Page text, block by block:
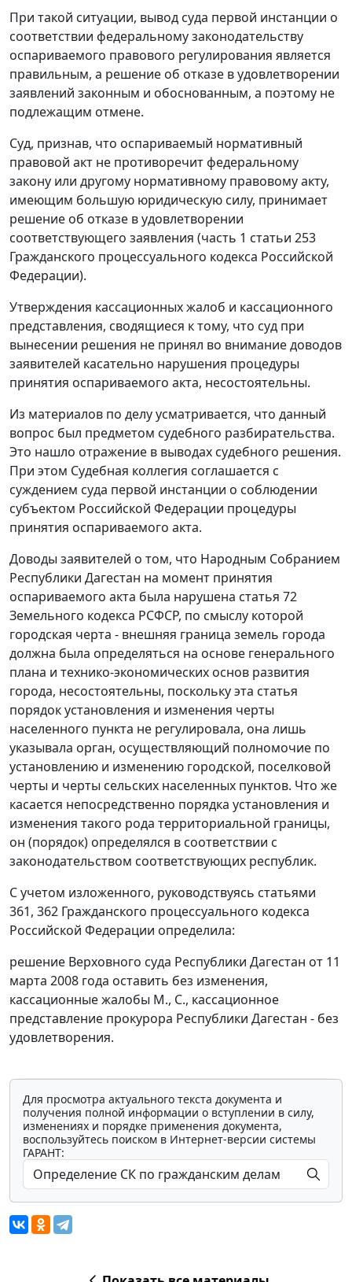
При такой ситуации, вывод суда первой инстанции о
соответствии федеральному законодательству
оспариваемого правового регулирования является
правильным, а решение об отказе в удовлетворении
заявлений законным и обоснованным, а поэтому не
подлежащим отмене.
Суд, признав, что оспариваемый нормативный
правовой акт не противоречит федеральному
закону или другому нормативному правовому акту,
имеющим большую юридическую силу, принимает
решение об отказе в удовлетворении
соответствующего заявления (часть 1 статьи 253
Гражданского процессуального кодекса Российской
Федерации).
Утверждения кассационных жалоб и кассационного
представления, сводящиеся к тому, что суд при
вынесении решения не принял во внимание доводов
заявителей касательно нарушения процедуры
принятия оспариваемого акта, несостоятельны.
Из материалов по делу усматривается, что данный
вопрос был предметом судебного разбирательства.
Это нашло отражение в выводах судебного решения.
При этом Судебная коллегия соглашается с
суждением суда первой инстанции о соблюдении
субъектом Российской Федерации процедуры
принятия оспариваемого акта.
Доводы заявителей о том, что Народным Собранием
Республики Дагестан на момент принятия
оспариваемого акта была нарушена статья 72
Земельного кодекса РСФСР, по смыслу которой
городская черта - внешняя граница земель города
должна была определяться на основе генерального
плана и технико-экономических основ развития
города, несостоятельны, поскольку эта статья
порядок установления и изменения черты
населенного пункта не регулировала, она лишь
указывала орган, осуществляющий полномочие по
установлению и изменению городской, поселковой
черты и черты сельских населенных пунктов. Что же
касается непосредственно порядка установления и
изменения такого рода территориальной границы,
он (порядок) определялся в соответствии с
законодательством соответствующих республик.
С учетом изложенного, руководствуясь статьями
361, 362 Гражданского процессуального кодекса
Российской Федерации определила:
решение Верховного суда Республики Дагестан от 11
марта 2008 года оставить без изменения,
кассационные жалобы М., С., кассационное
представление прокурора Республики Дагестан - без
удовлетворения.
Для просмотра актуального текста документа и
получения полной информации о вступлении в силу,
изменениях и порядке применения документа,
воспользуйтесь поиском в Интернет-версии системы
ГАРАНТ: